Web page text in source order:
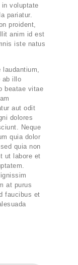
in voluptate
pariatur.
proident,
anim id est
iste natus
ab illo
beatae vitae
aut odit
dolores
Neque
quia dolor
quia non
ut labore et
at purus
faucibus et